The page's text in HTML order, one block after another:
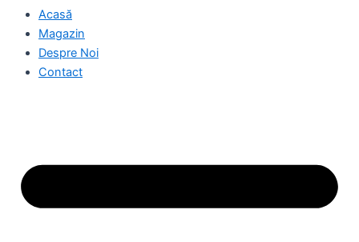
Acasă
Magazin
Despre Noi
Contact